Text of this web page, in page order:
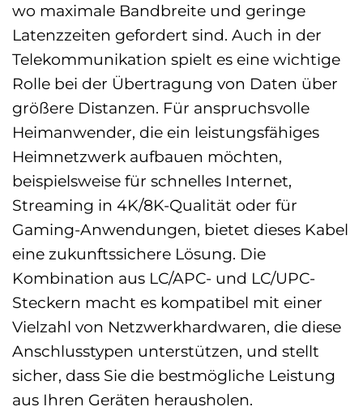
wo maximale Bandbreite und geringe
Latenzzeiten gefordert sind. Auch in der
Telekommunikation spielt es eine wichtige
Rolle bei der Übertragung von Daten über
größere Distanzen. Für anspruchsvolle
Heimanwender, die ein leistungsfähiges
Heimnetzwerk aufbauen möchten,
beispielsweise für schnelles Internet,
Streaming in 4K/8K-Qualität oder für
Gaming-Anwendungen, bietet dieses Kabel
eine zukunftssichere Lösung. Die
Kombination aus LC/APC- und LC/UPC-
Steckern macht es kompatibel mit einer
Vielzahl von Netzwerkhardwaren, die diese
Anschlusstypen unterstützen, und stellt
sicher, dass Sie die bestmögliche Leistung
aus Ihren Geräten herausholen.